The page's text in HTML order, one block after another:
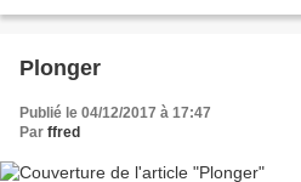
Plonger
Publié le 04/12/2017 à 17:47
Par ffred